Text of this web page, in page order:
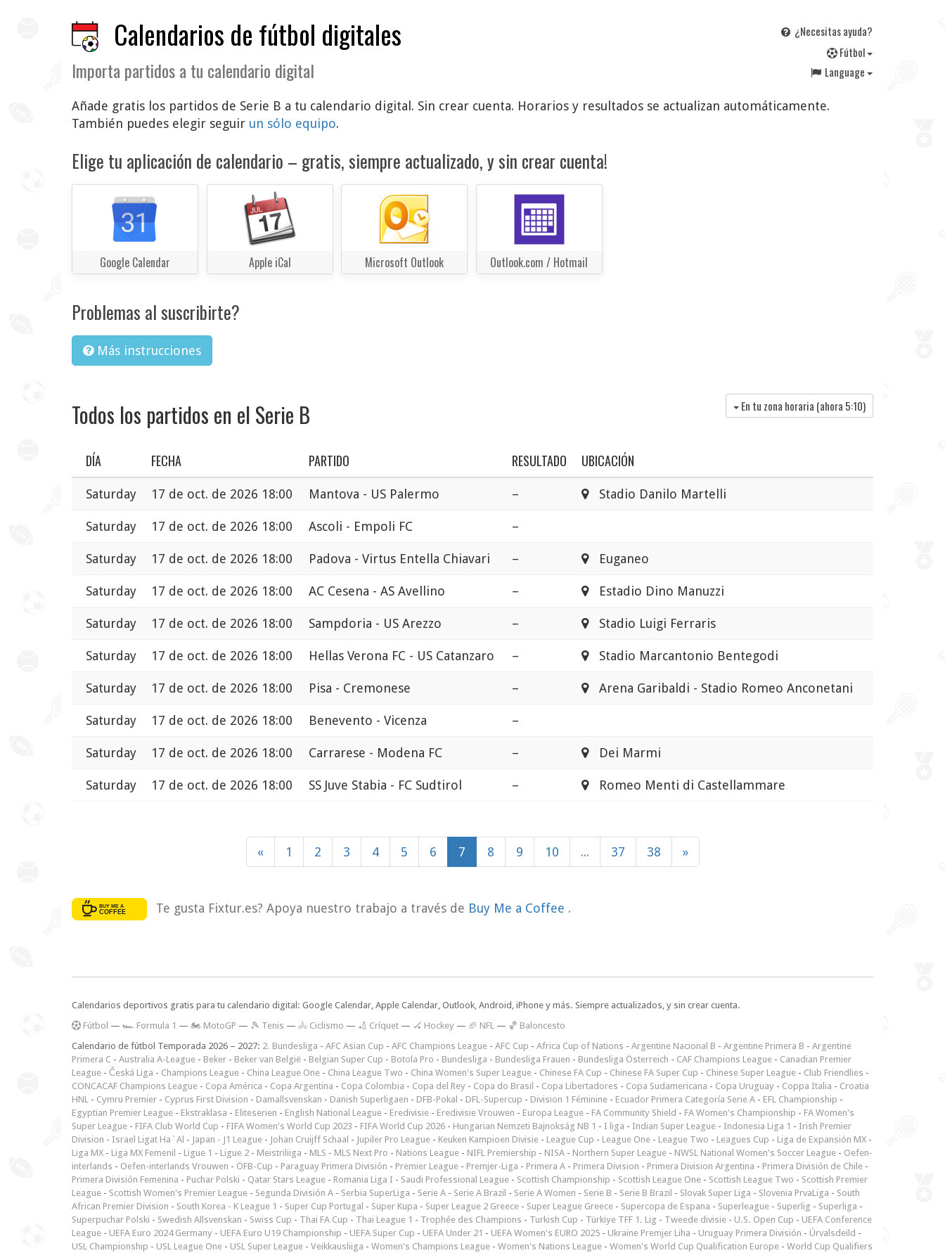
Calendarios de fútbol digitales
Importa partidos a tu calendario digital
¿Necesitas ayuda?
Fútbol
Language
Añade gratis los partidos de Serie B a tu calendario digital. Sin crear cuenta. Horarios y resultados se actualizan automáticamente.
También puedes elegir seguir un sólo equipo.
Elige tu aplicación de calendario – gratis, siempre actualizado, y sin crear cuenta!
Google Calendar Apple iCal Microsoft Outlook Outlook.com / Hotmail
Problemas al suscribirte?
Más instrucciones
Todos los partidos en el Serie B En tu zona horaria (ahora 5:10)
DÍA FECHA PARTIDO RESULTADO UBICACIÓN
Saturday 17 de oct. de 2026 18:00 Mantova - US Palermo – Stadio Danilo Martelli
Saturday 17 de oct. de 2026 18:00 Ascoli - Empoli FC –
Saturday 17 de oct. de 2026 18:00 Padova - Virtus Entella Chiavari – Euganeo
Saturday 17 de oct. de 2026 18:00 AC Cesena - AS Avellino – Estadio Dino Manuzzi
Saturday 17 de oct. de 2026 18:00 Sampdoria - US Arezzo – Stadio Luigi Ferraris
Saturday 17 de oct. de 2026 18:00 Hellas Verona FC - US Catanzaro – Stadio Marcantonio Bentegodi
Saturday 17 de oct. de 2026 18:00 Pisa - Cremonese – Arena Garibaldi - Stadio Romeo Anconetani
Saturday 17 de oct. de 2026 18:00 Benevento - Vicenza –
Saturday 17 de oct. de 2026 18:00 Carrarese - Modena FC – Dei Marmi
Saturday 17 de oct. de 2026 18:00 SS Juve Stabia - FC Sudtirol – Romeo Menti di Castellammare
« 1 2 3 4 5 6 7 8 9 10 ... 37 38 »
Te gusta Fixtur.es? Apoya nuestro trabajo a través de Buy Me a Coffee .
Calendarios deportivos gratis para tu calendario digital: Google Calendar, Apple Calendar, Outlook, Android, iPhone y más. Siempre actualizados, y sin crear cuenta.
Fútbol — 🏎️ Formula 1 — 🏍 MotoGP — 🎾 Tenis — 🚴 Ciclismo — 🏏 Críquet — 🏑 Hockey — 🏈 NFL — 🏀 Baloncesto
Calendario de fútbol Temporada 2026 – 2027: 2. Bundesliga - AFC Asian Cup - AFC Champions League - AFC Cup - Africa Cup of Nations - Argentine Nacional B - Argentine Primera B - Argentine
Primera C - Australia A-League - Beker - Beker van België - Belgian Super Cup - Botola Pro - Bundesliga - Bundesliga Frauen - Bundesliga Österreich - CAF Champions League - Canadian Premier
League - Česká Liga - Champions League - China League One - China League Two - China Women's Super League - Chinese FA Cup - Chinese FA Super Cup - Chinese Super League - Club Friendlies -
CONCACAF Champions League - Copa América - Copa Argentina - Copa Colombia - Copa del Rey - Copa do Brasil - Copa Libertadores - Copa Sudamericana - Copa Uruguay - Coppa Italia - Croatia
HNL - Cymru Premier - Cyprus First Division - Damallsvenskan - Danish Superligaen - DFB-Pokal - DFL-Supercup - Division 1 Féminine - Ecuador Primera Categoría Serie A - EFL Championship -
Egyptian Premier League - Ekstraklasa - Eliteserien - English National League - Eredivisie - Eredivisie Vrouwen - Europa League - FA Community Shield - FA Women's Championship - FA Women's
Super League - FIFA Club World Cup - FIFA Women's World Cup 2023 - FIFA World Cup 2026 - Hungarian Nemzeti Bajnokság NB 1 - I liga - Indian Super League - Indonesia Liga 1 - Irish Premier
Division - Israel Ligat Ha`Al - Japan - J1 League - Johan Cruijff Schaal - Jupiler Pro League - Keuken Kampioen Divisie - League Cup - League One - League Two - Leagues Cup - Liga de Expansión MX -
Liga MX - Liga MX Femenil - Ligue 1 - Ligue 2 - Meistriliiga - MLS - MLS Next Pro - Nations League - NIFL Premiership - NISA - Northern Super League - NWSL National Women's Soccer League - Oefen-
interlands - Oefen-interlands Vrouwen - ÖFB-Cup - Paraguay Primera División - Premier League - Premjer-Liga - Primera A - Primera Division - Primera Division Argentina - Primera División de Chile -
Primera División Femenina - Puchar Polski - Qatar Stars League - Romania Liga I - Saudi Professional League - Scottish Championship - Scottish League One - Scottish League Two - Scottish Premier
League - Scottish Women's Premier League - Segunda División A - Serbia SuperLiga - Serie A - Serie A Brazil - Serie A Women - Serie B - Serie B Brazil - Slovak Super Liga - Slovenia PrvaLiga - South
African Premier Division - South Korea - K League 1 - Super Cup Portugal - Süper Kupa - Super League 2 Greece - Super League Greece - Supercopa de Espana - Superleague - Superlig - Superliga -
Superpuchar Polski - Swedish Allsvenskan - Swiss Cup - Thai FA Cup - Thai League 1 - Trophée des Champions - Turkish Cup - Türkiye TFF 1. Lig - Tweede divisie - U.S. Open Cup - UEFA Conference
League - UEFA Euro 2024 Germany - UEFA Euro U19 Championship - UEFA Super Cup - UEFA Under 21 - UEFA Women's EURO 2025 - Ukraine Premjer Liha - Uruguay Primera División - Úrvalsdeild -
USL Championship - USL League One - USL Super League - Veikkausliiga - Women's Champions League - Women's Nations League - Women's World Cup Qualification Europe - World Cup Qualifiers